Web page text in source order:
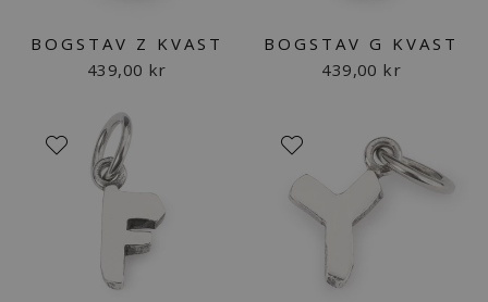
BOGSTAV Z KVAST
439,00 kr
BOGSTAV G KVAST
439,00 kr